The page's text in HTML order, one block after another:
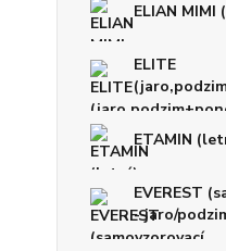
ELIAN MIMI
ELITE
ETAMIN
EVEREST
- jaro/